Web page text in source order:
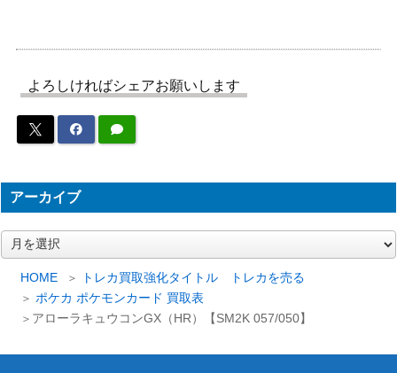
HOME
トレカ買取強化タイトル トレカを売る
ポケカ ポケモンカード 買取表
アローラキュウコンGX（HR）【SM2K 057/050】
2,000
ライコウEX（SR）【BW4
071/069】
BW
ー）
4/071】
ソード&シールド
（ダークファンタズ
マ）
250
テツノイワオex （UR）
【SV5M 100/071】
スカーレット＆バイオ
レット
（サイバージャッジ）
ソード&シールド
よろしければシェアお願いします
アーカイブ
ー